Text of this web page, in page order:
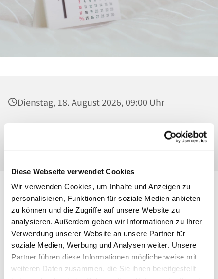
Diese Webseite verwendet Cookies
Wir verwenden Cookies, um Inhalte und Anzeigen zu
personalisieren, Funktionen für soziale Medien anbieten
zu können und die Zugriffe auf unsere Website zu
analysieren. Außerdem geben wir Informationen zu Ihrer
Verwendung unserer Website an unsere Partner für
soziale Medien, Werbung und Analysen weiter. Unsere
Partner führen diese Informationen möglicherweise mit
weiteren Daten zusammen, die Sie ihnen bereitgestellt
Dienstag, 18. August 2026, 09:00 Uhr
St. Josef - Berlin-Weißensee, Pfarrkirche,